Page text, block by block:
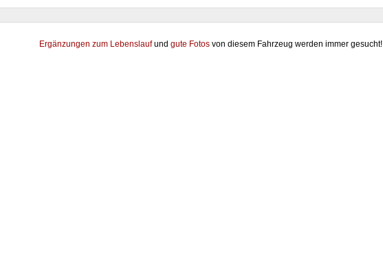
Ergänzungen zum Lebenslaufund gute Fotos von diesem Fahrzeug werden immer gesucht!